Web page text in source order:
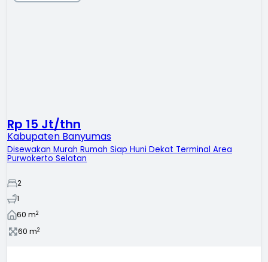
Rp 15 Jt/thn
Kabupaten Banyumas
Disewakan Murah Rumah Siap Huni Dekat Terminal Area
Purwokerto Selatan
2
1
60 m2
60 m2